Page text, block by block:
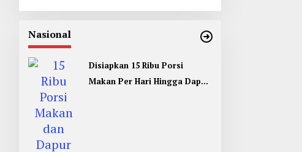
Nasional
Disiapkan 15 Ribu Porsi
Makan Per Hari Hingga Dapur